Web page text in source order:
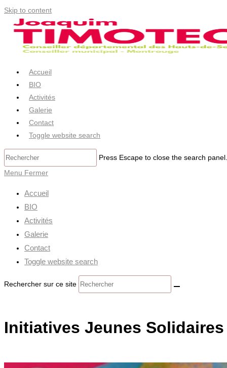
Skip to content
Accueil
BIO
Activités
Galerie
Contact
Toggle website search
Press Escape to close the search panel.
Menu Fermer
Accueil
BIO
Activités
Galerie
Contact
Toggle website search
Rechercher sur ce site
Initiatives Jeunes